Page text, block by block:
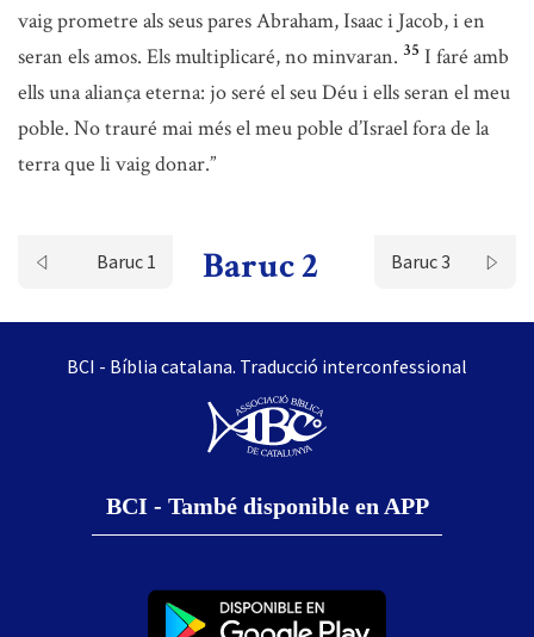
vaig prometre als seus pares Abraham, Isaac i Jacob, i en
seran els amos. Els multiplicaré, no minvaran. 35 I faré amb
ells una aliança eterna: jo seré el seu Déu i ells seran el meu
poble. No trauré mai més el meu poble d’Israel fora de la
terra que li vaig donar.”
Baruc 1 Baruc 2 Baruc 3
BCI - Bíblia catalana. Traducció interconfessional
BCI - També disponible en APP